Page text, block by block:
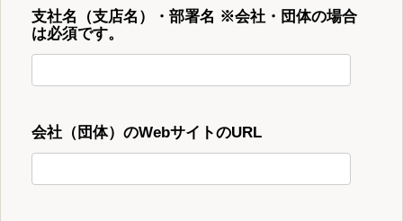
支社名（支店名）・部署名 ※会社・団体の場合
は必須です。
会社（団体）のWebサイトのURL